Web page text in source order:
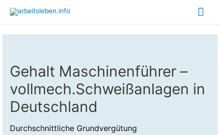
Gehalt Maschinenführer –
vollmech.Schweißanlagen in
Deutschland
Durchschnittliche Grundvergütung